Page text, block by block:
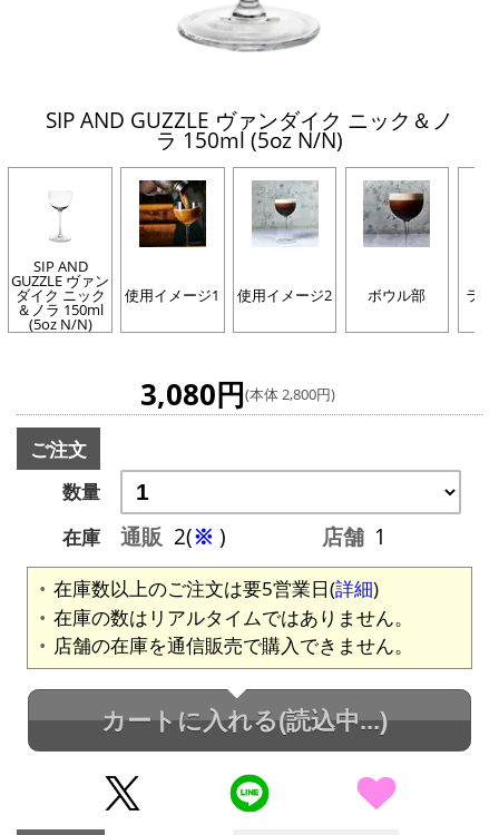
SIP AND GUZZLE ヴァンダイク ニック＆ノ
ラ 150ml (5oz N/N)
SIP AND
GUZZLE ヴァン
ダイク ニック
＆ノラ 150ml
(5oz N/N)
使用イメージ1 使用イメージ2 ボウル部 ライ
3,080円(本体 2,800円)
ご注文
数量
在庫
通販 2(※ ) 店舗 1
在庫数以上のご注文は要5営業日(詳細)
在庫の数はリアルタイムではありません。
店舗の在庫を通信販売で購入できません。
カートに入れる(読込中...)